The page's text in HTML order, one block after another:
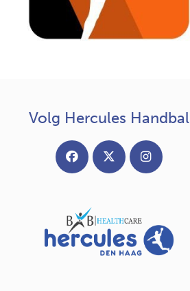
Volg Hercules Handbal